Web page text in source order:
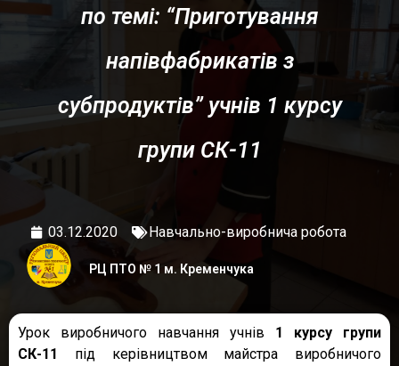
по темі: “Приготування
напівфабрикатів з
субпродуктів” учнів 1 курсу
групи СК-11
03.12.2020 Навчально-виробнича робота
РЦ ПТО № 1 м. Кременчука
Урок виробничого навчання учнів 1 курсу групи
СК-11
під керівництвом майстра виробничого